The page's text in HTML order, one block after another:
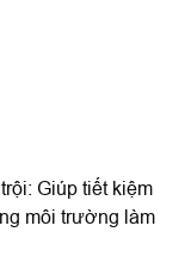
Giúp tiết kiệm
môi trường làm